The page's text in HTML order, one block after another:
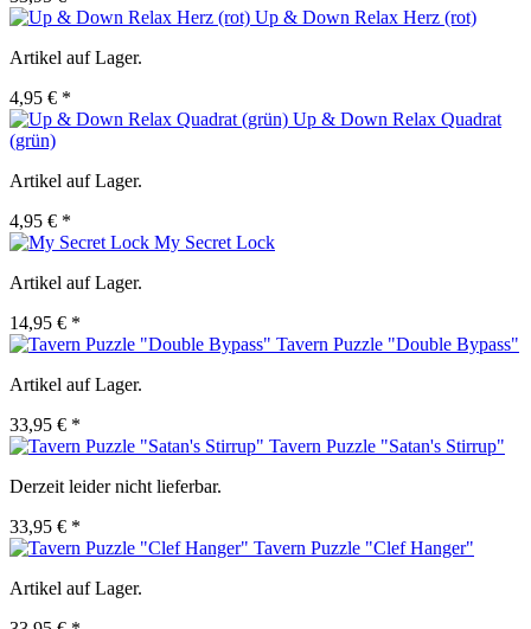
Up & Down Relax Herz (rot)
Artikel auf Lager.
4,95 € *
Up & Down Relax Quadrat
(grün)
Artikel auf Lager.
4,95 € *
My Secret Lock
Artikel auf Lager.
14,95 € *
Tavern Puzzle "Double Bypass"
Artikel auf Lager.
33,95 € *
Tavern Puzzle "Satan's Stirrup"
Derzeit leider nicht lieferbar.
33,95 € *
Tavern Puzzle "Clef Hanger"
Artikel auf Lager.